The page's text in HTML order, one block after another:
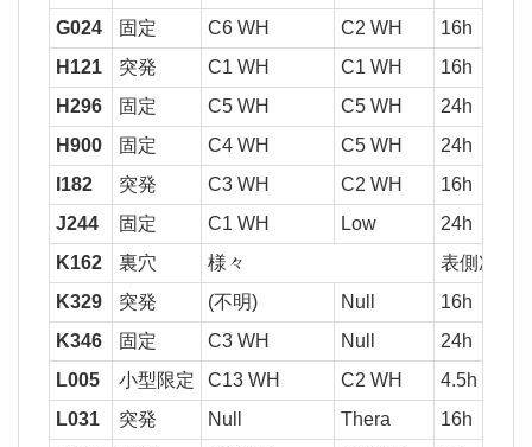
G024
固定 C6 WH C2 WH 16h
H121
突発 C1 WH C1 WH 16h
H296
固定 C5 WH C5 WH 24h
H900
固定 C4 WH C5 WH 24h
I182
突発 C3 WH C2 WH 16h
J244
固定 C1 WH Low 24h
K162
裏穴 様々
表側次第
K329
突発 (不明) Null 16h
K346
固定 C3 WH Null 24h
L005
小型限定 C13 WH C2 WH
4.5h
L031
突発 Null Thera 16h